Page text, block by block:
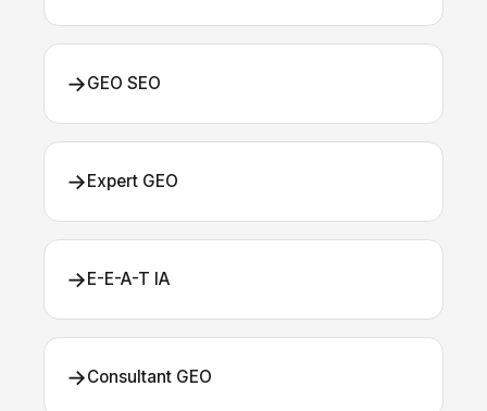
→GEO SEO
→Expert GEO
→E-E-A-T IA
→Consultant GEO